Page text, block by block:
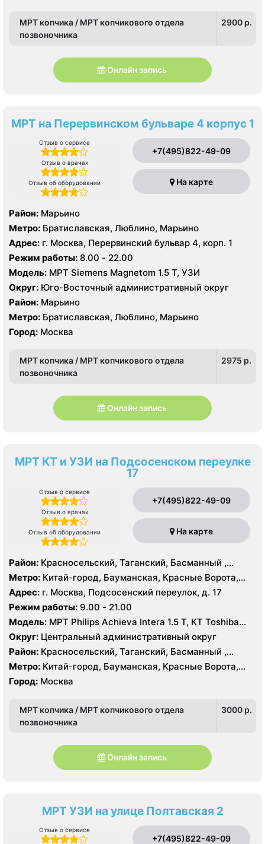
МРТ копчика / МРТ копчикового отдела
позвоночника
2900 p.
Онлайн запись
МРТ на Перервинском бульваре 4 корпус 1
Отзыв о сервисе
Отзыв о врачах
Отзыв об оборудовании
+7(495)822-49-09
На карте
Район: Марьино
Метро: Братиславская, Люблино, Марьино
Адрес: г. Москва, Перервинский бульвар 4, корп. 1
Режим работы: 8.00 - 22.00
Модель: МРТ Siemens Magnetom 1.5 Т, УЗИ
Округ: Юго-Восточный административный округ
Район: Марьино
Метро: Братиславская, Люблино, Марьино
Город: Москва
МРТ копчика / МРТ копчикового отдела
позвоночника
2975 p.
Онлайн запись
МРТ КТ и УЗИ на Подсосенском переулке
17
Отзыв о сервисе
Отзыв о врачах
Отзыв об оборудовании
+7(495)822-49-09
На карте
Район: Красносельский, Таганский, Басманный ,
Тверской
Метро: Китай-город, Бауманская, Красные Ворота,
Кузнецкий мост, Курская, Лубянка, Площадь Ильича,
Сретенский бульвар, Таганская, Чкаловская
Адрес: г. Москва, Подсосенский переулок, д. 17
Режим работы: 9.00 - 21.00
Модель: МРТ Philips Achieva Intera 1.5 T, КТ Toshiba
Aquilion CXL 128 срезов, УЗИ
Округ: Центральный административный округ
Район: Красносельский, Таганский, Басманный ,
Тверской
Метро: Китай-город, Бауманская, Красные Ворота,
Кузнецкий мост, Курская, Лубянка, Площадь Ильича,
Сретенский бульвар, Таганская, Чкаловская
Город: Москва
МРТ копчика / МРТ копчикового отдела
позвоночника
3000 p.
Онлайн запись
МРТ УЗИ на улице Полтавская 2
Отзыв о сервисе
+7(495)822-49-09